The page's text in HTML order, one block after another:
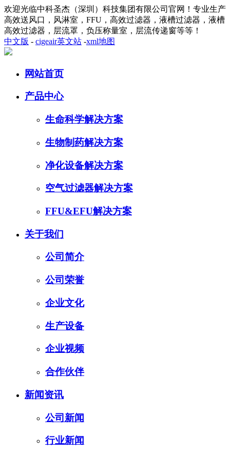
欢迎光临中科圣杰（深圳）科技集团有限公司官网！专业生产
高效送风口，风淋室，FFU，高效过滤器，液槽过滤器，液槽
高效过滤器，层流罩，负压称量室，层流传递窗等等！
中文版 - cigeair英文站 -xml地图
网站首页
产品中心
生命科学解决方案
生物制药解决方案
净化设备解决方案
空气过滤器解决方案
FFU&EFU解决方案
关于我们
公司简介
公司荣誉
企业文化
生产设备
企业视频
合作伙伴
新闻资讯
公司新闻
行业新闻